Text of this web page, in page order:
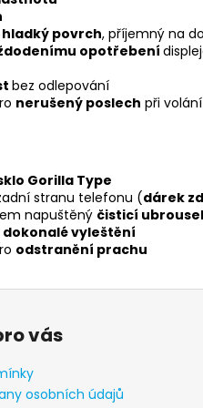
povrch, příjemný na
opotřebení
bez odlepování
nerušený poslech při volání
Gorilla Type
stranu telefonu (dárek
napuštěný čisticí
dokonalé vyleštění
odstranění prachu
vás
osobních údajů